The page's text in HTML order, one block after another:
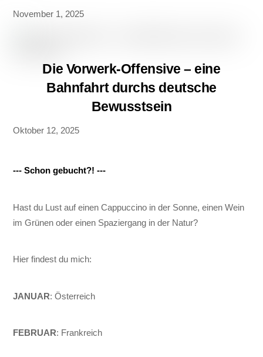
November 1, 2025
Die Vorwerk-Offensive – eine
Bahnfahrt durchs deutsche
Bewusstsein
Oktober 12, 2025
--- Schon gebucht?! ---
Hast du Lust auf einen Cappuccino in der Sonne, einen Wein
im Grünen oder einen Spaziergang in der Natur?
Hier findest du mich:
JANUAR: Österreich
FEBRUAR: Frankreich